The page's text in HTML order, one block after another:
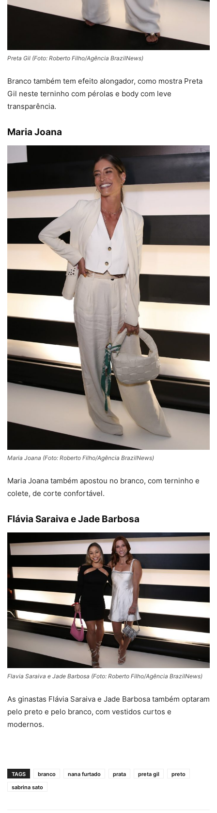
Preta Gil (Foto: Roberto Filho/Agência BrazilNews)
Branco também tem efeito alongador, como mostra Preta
Gil neste terninho com pérolas e body com leve
transparência.
Maria Joana
Maria Joana (Foto: Roberto Filho/Agência BrazilNews)
Maria Joana também apostou no branco, com terninho e
colete, de corte confortável.
Flávia Saraiva e Jade Barbosa
Flavia Saraiva e Jade Barbosa (Foto: Roberto Filho/Agência BrazilNews)
As ginastas Flávia Saraiva e Jade Barbosa também optaram
pelo preto e pelo branco, com vestidos curtos e
modernos.
TAGS branco nana furtado prata preta gil
preto
sabrina sato